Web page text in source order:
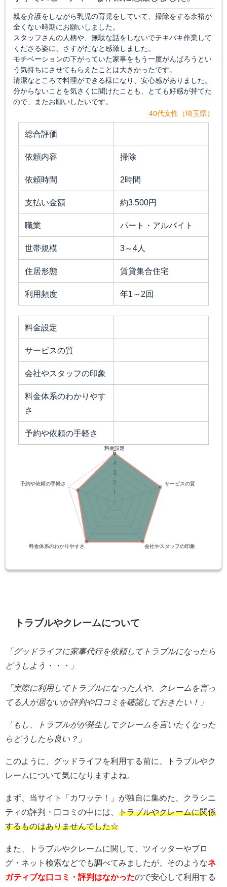
親を介護をしながら乳児の育児をしていて、掃除をする余裕が
全くない時期にお願いしました。
スタッフさんの人柄や、無駄な話をしないでテキパキ作業して
くださる姿に、さすがだなと感激しました。
モチベーションの下がっていた家事をもう一度がんばろうとい
う気持ちにさせてもらえたことは大きかったです。
清潔なところで料理ができる様になり、安心感がありました。
分からないことを気さくに聞けたことも、とても好感が持てた
ので、またお願いしたいです。
40代女性（埼玉県）
総合評価
依頼内容 掃除
依頼時間 2時間
支払い金額 約3,500円
職業 パート・アルバイト
世帯規模 3～4人
住居形態 賃貸集合住宅
利用頻度 年1～2回
料金設定
サービスの質
会社やスタッフの印象
料金体系のわかりやす
さ
予約や依頼の手軽さ
トラブルやクレームについて
「グッドライフに家事代行を依頼してトラブルになったら
どうしよう・・・」
「実際に利用してトラブルになった人や、クレームを言っ
てる人が居ないか評判や口コミを確認しておきたい！」
「もし、トラブルがが発生してクレームを言いたくなった
らどうしたら良い？」
このように、グッドライフを利用する前に、トラブルやク
レームについて気になりますよね。
まず、当サイト「カワッテ！」が独自に集めた、クラシニ
ティの評判・口コミの中には、 トラブルやクレームに関係
するものはありませんでした☆
また、トラブルやクレームに関して、ツイッターやブロ
グ・ネット検索などでも調べてみましたが、そのようなネ
ガティブな口コミ・評判はなかったので安心して利用する